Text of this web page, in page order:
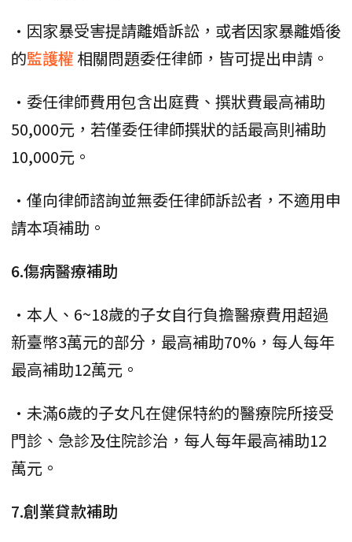
•因家暴受害提請離婚訴訟，或者因家暴離婚後
的監護權相關問題委任律師，皆可提出申請。
•委任律師費用包含出庭費、撰狀費最高補助
50,000元，若僅委任律師撰狀的話最高則補助
10,000元。
•僅向律師諮詢並無委任律師訴訟者，不適用申
請本項補助。
6.傷病醫療補助
•本人、6~18歲的子女自行負擔醫療費用超過
新臺幣3萬元的部分，最高補助70%，每人每年
最高補助12萬元。
•未滿6歲的子女凡在健保特約的醫療院所接受
門診、急診及住院診治，每人每年最高補助12
萬元。
7.創業貸款補助